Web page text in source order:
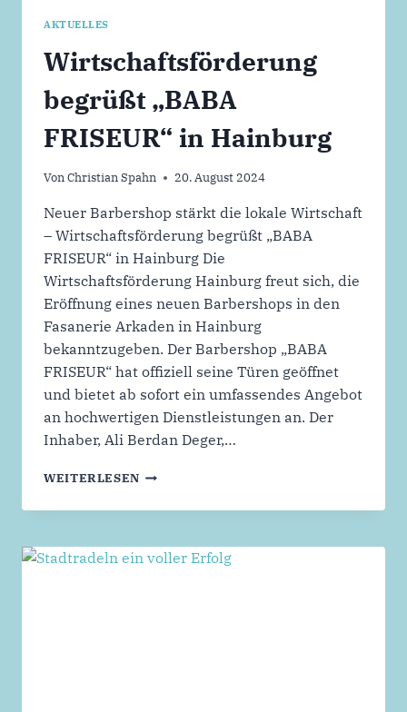
AKTUELLES
Wirtschaftsförderung
begrüßt „BABA
FRISEUR“ in Hainburg
VonChristian Spahn 20. August 2024
Neuer Barbershop stärkt die lokale Wirtschaft
– Wirtschaftsförderung begrüßt „BABA
FRISEUR“ in Hainburg Die
Wirtschaftsförderung Hainburg freut sich, die
Eröffnung eines neuen Barbershops in den
Fasanerie Arkaden in Hainburg
bekanntzugeben. Der Barbershop „BABA
FRISEUR“ hat offiziell seine Türen geöffnet
und bietet ab sofort ein umfassendes Angebot
an hochwertigen Dienstleistungen an. Der
Inhaber, Ali Berdan Deger,…
WEITERLESEN WIRTSCHAFTSFÖRDERUNG
BABA F
N H
AINBURG